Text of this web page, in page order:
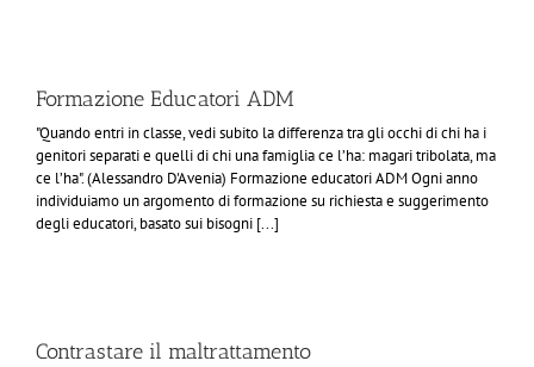
Formazione Educatori ADM
"Quando entri in classe, vedi subito la differenza tra gli occhi di chi ha i
genitori separati e quelli di chi una famiglia ce l’ha: magari tribolata, ma
ce l’ha". (Alessandro D'Avenia) Formazione educatori ADM Ogni anno
individuiamo un argomento di formazione su richiesta e suggerimento
degli educatori, basato sui bisogni [...]
Contrastare il maltrattamento